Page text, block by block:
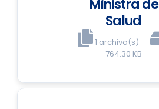
Ministra de
Salud
1 archivo(s)
764.30 KB